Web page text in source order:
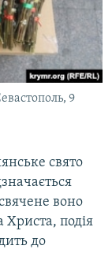
9
свято
воно
Христа, подія
до